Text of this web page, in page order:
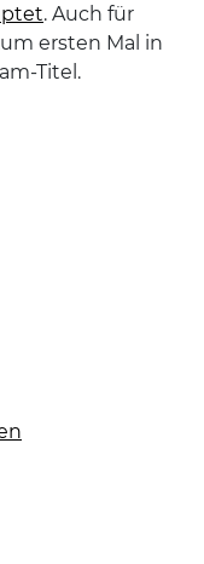
. Auch für
ersten Mal in
Titel.